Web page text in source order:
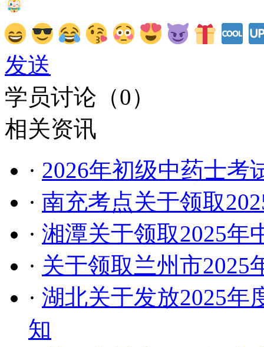
发送
学员讨论（0）
相关资讯
· 2026年初级中药士考
· 南充考点关于领取
· 湘潭关于领取2025年
· 关于领取兰州市2025
· 湖北关于发放2025年
知